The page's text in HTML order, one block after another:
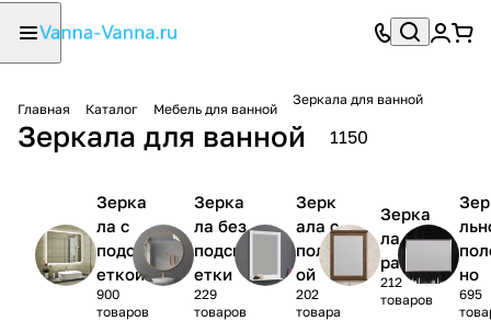
Главная Каталог Мебель для ванной
Зеркала для ванной
Зеркала для ванной 1150
Зерка
ла с
подсв
еткой
900
товаров
Зерка
ла без
подсв
етки
229
товаров
Зерк
ала с
полк
ой
202
товара
Зерка
ла в
раме
212
товаров
но
695